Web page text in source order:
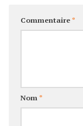
Commentaire*
Nom*